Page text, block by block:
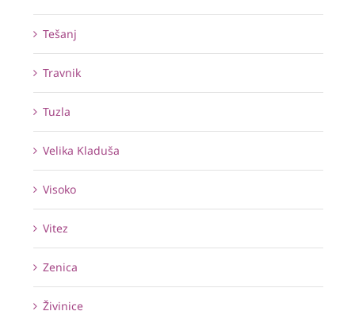
Tešanj
Travnik
Tuzla
Velika Kladuša
Visoko
Vitez
Zenica
Živinice